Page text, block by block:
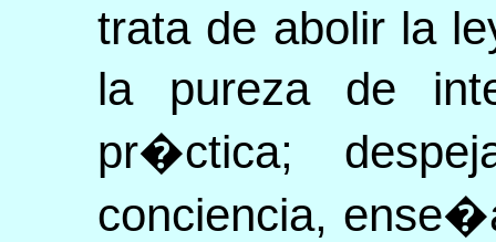
trata de abolir la
la pureza de
pr�ctica;
conciencia,